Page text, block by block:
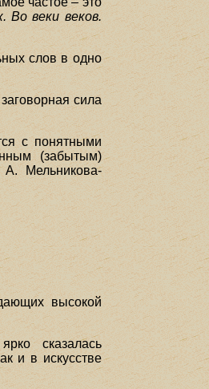
Во веки веков.
слов в одно
сила
с понятными
(забытым)
А. Мельникова-
высокой
сказалась
и в искусстве